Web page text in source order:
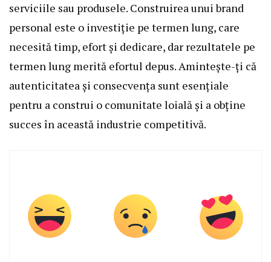
serviciile sau produsele. Construirea unui brand
personal este o investiție pe termen lung, care
necesită timp, efort și dedicare, dar rezultatele pe
termen lung merită efortul depus. Amintește-ți că
autenticitatea și consecvența sunt esențiale
pentru a construi o comunitate loială și a obține
succes în această industrie competitivă.